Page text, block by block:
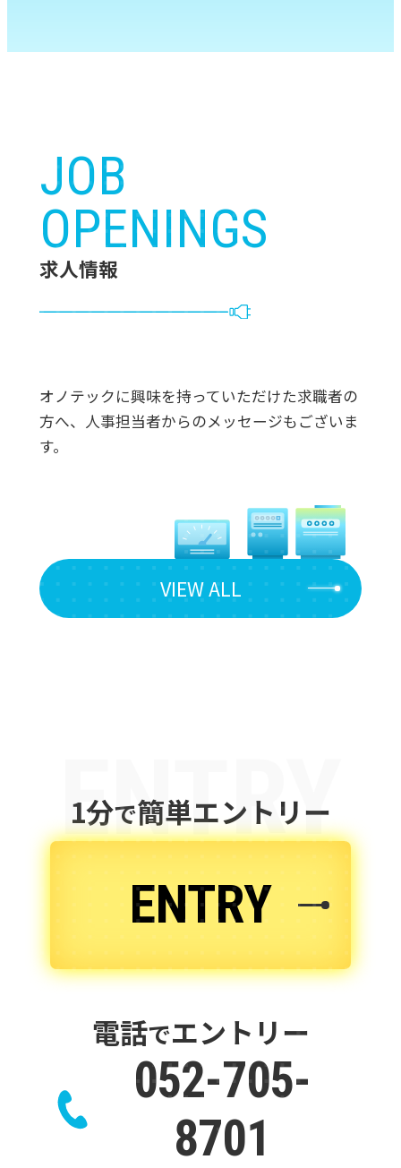
JOB
OPENINGS
求人情報
オノテックに興味を持っていただけた求職者の
方へ、人事担当者からのメッセージもございま
す。
VIEW ALL
ENTRY
1分で簡単エントリー
ENTRY
電話でエントリー
052-705-
8701